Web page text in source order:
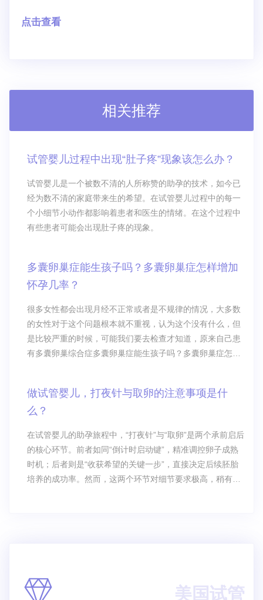
点击查看
相关推荐
试管婴儿过程中出现“肚子疼”现象该怎么办？
试管婴儿是一个被数不清的人所称赞的助孕的技术，如今已
经为数不清的家庭带来生的希望。在试管婴儿过程中的每一
个小细节小动作都影响着患者和医生的情绪。在这个过程中
有些患者可能会出现肚子疼的现象。
多囊卵巢症能生孩子吗？多囊卵巢症怎样增加
怀孕几率？
很多女性都会出现月经不正常或者是不规律的情况，大多数
的女性对于这个问题根本就不重视，认为这个没有什么，但
是比较严重的时候，可能我们要去检查才知道，原来自己患
有多囊卵巢综合症多囊卵巢症能生孩子吗？多囊卵巢症怎样
为这个没有什么，但是比较严重的时候，可能我们要去检查
才知道，原来自己患有多囊卵巢综合症，
做试管婴儿，打夜针与取卵的注意事项是什
么？
在试管婴儿的助孕旅程中，“打夜针”与“取卵”是两个承前启后
的核心环节。前者如同“倒计时启动键”，精准调控卵子成熟
时机；后者则是“收获希望的关键一步”，直接决定后续胚胎
培养的成功率。然而，这两个环节对细节要求极高，稍有不
美国试管